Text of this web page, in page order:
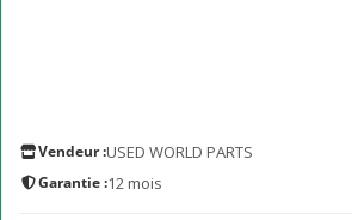
Vendeur :USED WORLD PARTS
Garantie :12 mois